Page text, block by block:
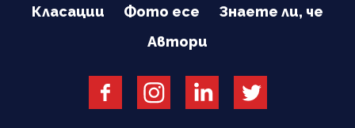
Класации
Фото есе
Знаете ли, че
Автори